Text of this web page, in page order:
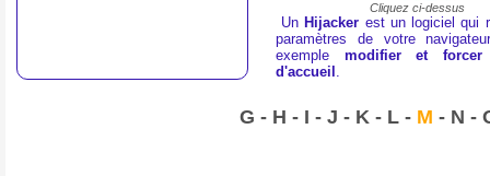
Cliquez ci-dessus
Un Hijacker est un logiciel qui
paramètres de votre
exemple modifier et
d'accueil .
G - H - I -J - K - L - M - N -